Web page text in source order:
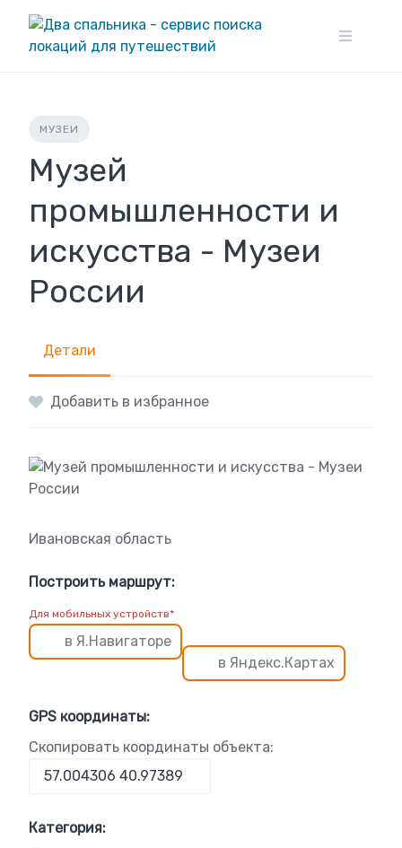
content
МУЗЕИ
Музей
промышленности и
искусства - Музеи
России
Детали
Добавить в избранное
Ивановская область
Построить маршрут:
Для мобильных устройств*
в Я.Навигаторе
в Яндекс.Картах
GPS координаты:
Скопировать координаты объекта:
Категория: